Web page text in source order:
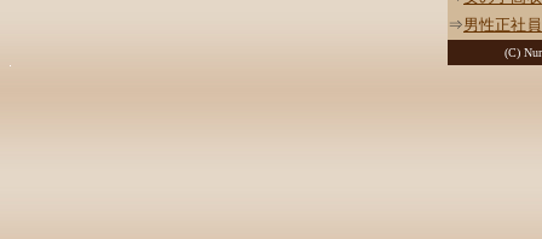
⇒男性正社
(C)